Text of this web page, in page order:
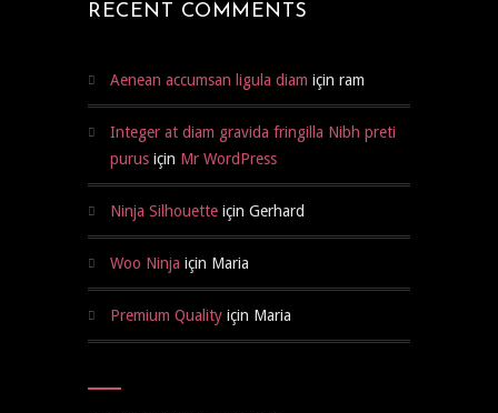
RECENT COMMENTS
Aenean accumsan ligula diam için ram
Integer at diam gravida fringilla Nibh preti
purus için Mr WordPress
Ninja Silhouette için Gerhard
Woo Ninja için Maria
Premium Quality için Maria